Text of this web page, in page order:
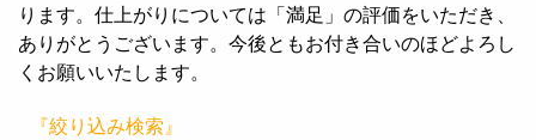
ります。仕上がりについては「満足」の評価をいただき、
ありがとうございます。今後ともお付き合いのほどよろし
くお願いいたします。
『絞り込み検索』